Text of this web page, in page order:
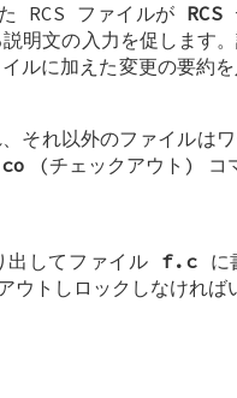
RCS ファイルが RCS
明文の入力を促します
ルに加えた変更の要約
それ以外のファイルは
co (チェックアウト) コ
出してファイル f.c に
トしロックしなければ